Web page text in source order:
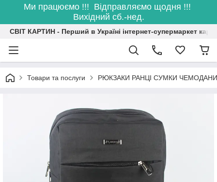
Ми працюємо !!! Відправляємо щодня !!!
Вихідний сб.-нед.
СВІТ КАРТИН - Перший в Україні інтернет-супермаркет
Товари та послуги РЮКЗАКИ РАНЦІ СУМКИ ЧЕМОДАНИ